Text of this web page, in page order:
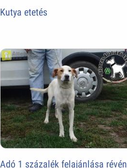
Kutya etetés
Adó 1 százalék felajánlása révén